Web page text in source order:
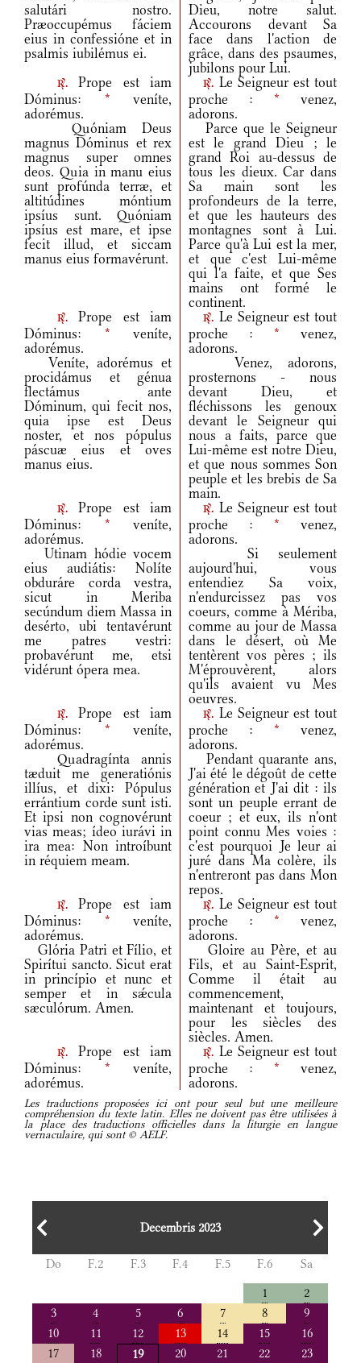
salutári nostro.
Præoccupémus fáciem
eius in confessióne et in
psalmis iubilémus ei.
Dieu, notre salut.
Accourons devant Sa
face dans l'action de
grâce, dans des psaumes,
jubilons pour Lui.
r.Prope est iam
Dóminus: * veníte,
adorémus.
r. Le Seigneur est tout
proche : * venez,
adorons.
Quóniam Deus
magnus Dóminus et rex
magnus super omnes
deos. Quia in manu eius
sunt profúnda terræ, et
altitúdines móntium
ipsíus sunt. Quóniam
ipsíus est mare, et ipse
fecit illud, et siccam
manus eius formavérunt.
Parce que le Seigneur
est le grand Dieu ; le
grand Roi au-dessus de
tous les dieux. Car dans
Sa main sont les
profondeurs de la terre,
et que les hauteurs des
montagnes sont à Lui.
Parce qu'à Lui est la mer,
et que c'est Lui-même
qui l'a faite, et que Ses
mains ont formé le
continent.
r.Prope est iam
Dóminus: * veníte,
adorémus.
r. Le Seigneur est tout
proche : * venez,
adorons.
Veníte, adorémus et
procidámus et génua
flectámus ante
Dóminum, qui fecit nos,
quia ipse est Deus
noster, et nos pópulus
páscuæ eius et oves
manus eius.
Venez, adorons,
prosternons - nous
devant Dieu, et
fléchissons les genoux
devant le Seigneur qui
nous a faits, parce que
Lui-même est notre Dieu,
et que nous sommes Son
peuple et les brebis de Sa
main.
r.Prope est iam
Dóminus: * veníte,
adorémus.
r. Le Seigneur est tout
proche : * venez,
adorons.
Utinam hódie vocem
eius audiátis: Nolíte
obduráre corda vestra,
sicut in Meriba
secúndum diem Massa in
desérto, ubi tentavérunt
me patres vestri:
probavérunt me, etsi
vidérunt ópera mea.
Si seulement
aujourd'hui, vous
entendiez Sa voix,
n'endurcissez pas vos
coeurs, comme à Mériba,
comme au jour de Massa
dans le désert, où Me
tentèrent vos pères ; ils
M'éprouvèrent, alors
qu'ils avaient vu Mes
oeuvres.
r.Prope est iam
Dóminus: * veníte,
adorémus.
r. Le Seigneur est tout
proche : * venez,
adorons.
Quadragínta annis
tæduit me generatiónis
illíus, et dixi: Pópulus
errántium corde sunt isti.
Et ipsi non cognovérunt
vias meas; ídeo iurávi in
ira mea: Non introíbunt
in réquiem meam.
Pendant quarante ans,
J'ai été le dégoût de cette
génération et J'ai dit : ils
sont un peuple errant de
coeur ; et eux, ils n'ont
point connu Mes voies :
c'est pourquoi Je leur ai
juré dans Ma colère, ils
n'entreront pas dans Mon
repos.
r.Prope est iam
Dóminus: * veníte,
adorémus.
r. Le Seigneur est tout
proche : * venez,
adorons.
Glória Patri et Fílio, et
Spirítui sancto. Sicut erat
in princípio et nunc et
semper et in sǽcula
sæculórum. Amen.
Gloire au Père, et au
Fils, et au Saint-Esprit,
Comme il était au
commencement,
maintenant et toujours,
pour les siècles des
siècles. Amen.
r.Prope est iam
Dóminus: * veníte,
adorémus.
r. Le Seigneur est tout
proche : * venez,
adorons.
Les traductions proposées ici ont pour seul but une meilleure
compréhension du texte latin. Elles ne doivent pas être utilisées à
la place des traductions officielles dans la liturgie en langue
vernaculaire, qui sont © AELF.
Decembris 2023
Do F.2 F.3 F.4 F.5 F.6
Sa
1
2
3
4 5 6 7 8
9
10
11 12 13 14 15
16
17
18 19 20 21 22 23